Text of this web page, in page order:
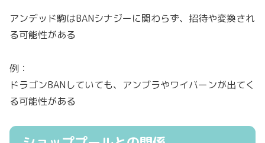
アンデッド駒はBANシナジーに関わらず、招待や変換され
る可能性がある
例：
ドラゴンBANしていても、アンブラやワイバーンが出てく
る可能性がある